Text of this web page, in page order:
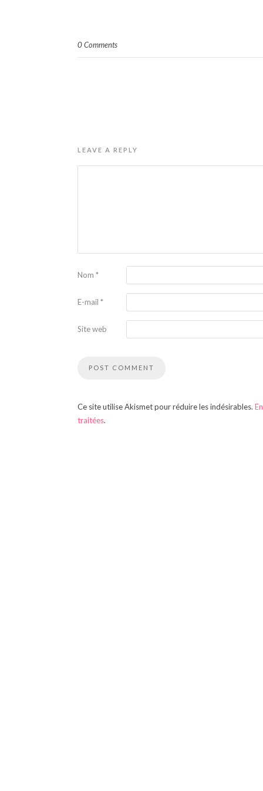
0 Comments
LEAVE A REPLY
Nom *
E-mail *
Site web
Ce site utilise Akismet pour réduire les indésirables.
traitées.